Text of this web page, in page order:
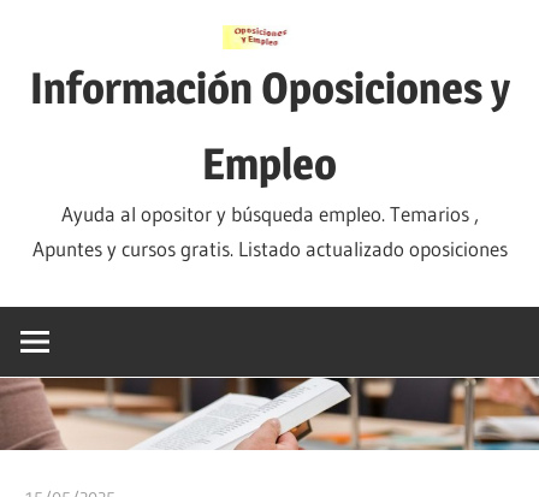
contenido
Información Oposiciones y
Empleo
Ayuda al opositor y búsqueda empleo. Temarios ,
Apuntes y cursos gratis. Listado actualizado oposiciones